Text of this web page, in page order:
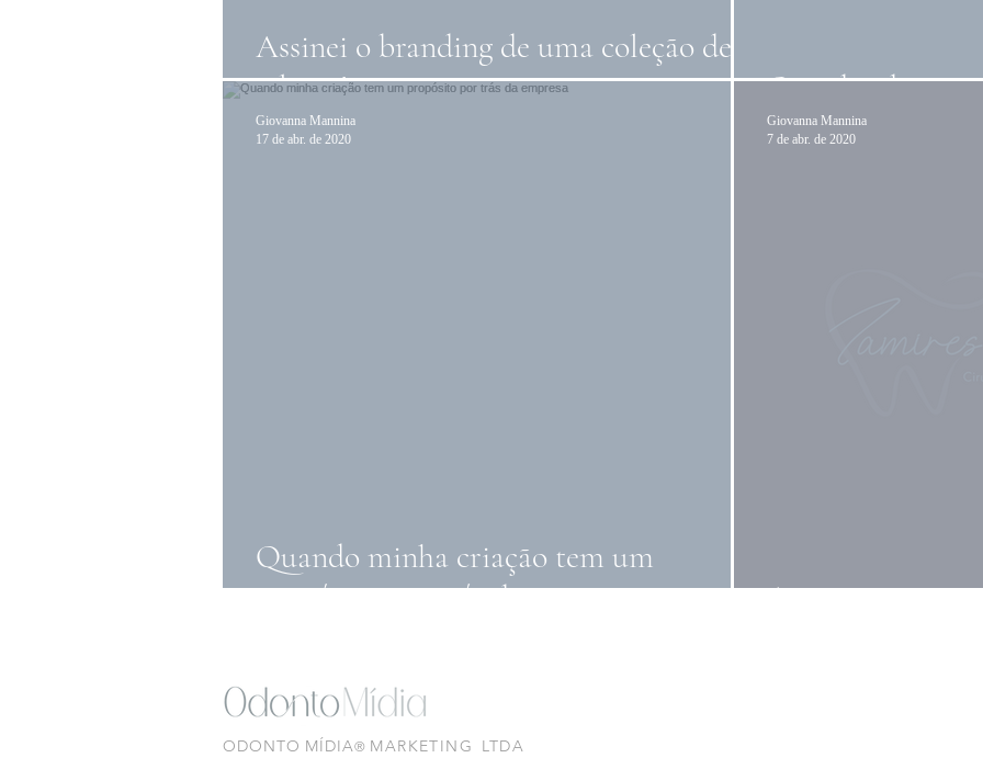
Assinei o branding de uma coleção de
jalecos!
O poder de uma
Quando minha criação tem um
propósito por trás da empresa
Giovanna Mannina
17 de abr. de 2020
Ajustes nas artes
Giovanna Mannina
7 de abr. de 2020
ODONTO MÍDIA® MARKETING LTDA